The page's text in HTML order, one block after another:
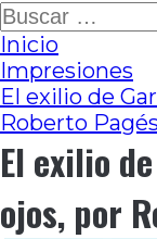
Ir
al
contenido
Buscar:
Inicio
Impresiones
El exilio de
Roberto Pagés
El exilio
ojos, por